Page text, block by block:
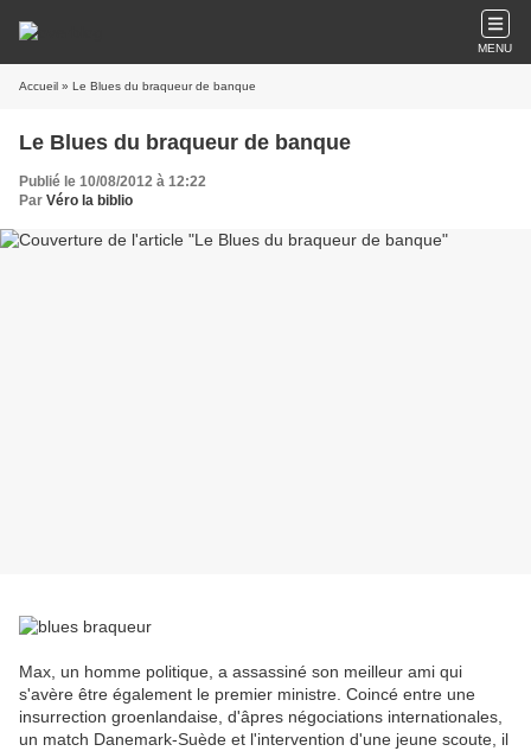
MENU
Accueil » Le Blues du braqueur de banque
Le Blues du braqueur de banque
Publié le 10/08/2012 à 12:22
Par Véro la biblio
Max, un homme politique, a assassiné son meilleur ami qui
s'avère être également le premier ministre. Coincé entre une
insurrection groenlandaise, d'âpres négociations internationales,
un match Danemark-Suède et l'intervention d'une jeune scoute, il